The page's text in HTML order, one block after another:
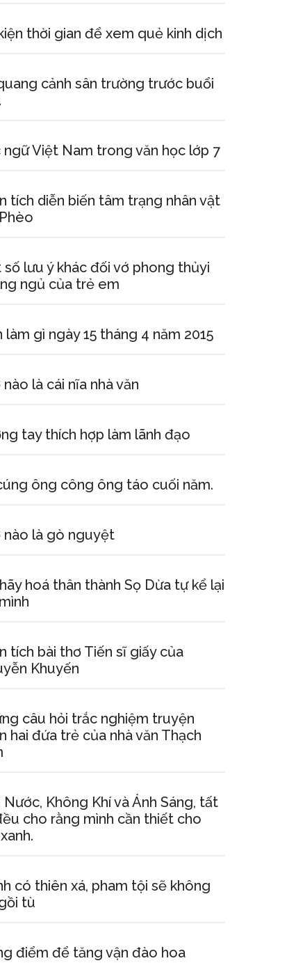
thời gian để xem quẻ kinh dịch
cảnh sân trường trước buổi
ngữ Việt Nam trong văn học lớp 7
tích diễn biến tâm trạng nhân vật
số lưu ý khác đối vớ phong thủyi
ngủ của trẻ em
làm gì ngày 15 tháng 4 năm 2015
nào là cái nĩa nhà văn
tay thích hợp làm lãnh đạo
ông công ông táo cuối năm.
nào là gò nguyệt
hoá thân thành Sọ Dừa tự kể lại
tích bài thơ Tiến sĩ giấy của
Khuyến
câu hỏi trắc nghiệm truyện
hai đứa trẻ của nhà văn Thạch
Không Khí và Ánh Sáng, tất
cho rằng mình cần thiết cho
có thiên xá, pham tội sẽ không
tù
điểm để tăng vận đào hoa